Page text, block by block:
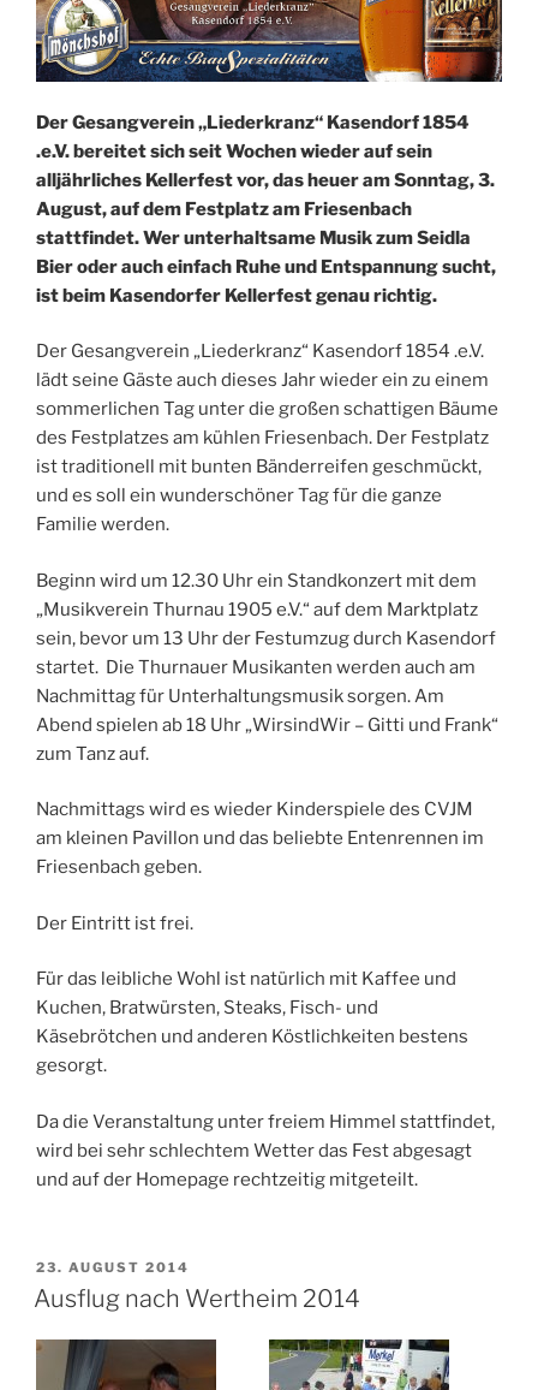
DerGesangverein„Liederkranz“ Kasendorf1854
.e.V. bereitet sichseit Wochen wieder auf sein
alljährliches Kellerfest vor, das heueram Sonntag, 3.
August, aufdem Festplatz am Friesenbach
stattfindet. Wer unterhaltsame Musik zum Seidla
Bier oder aucheinfach Ruhe und Entspannungsucht,
ist beim Kasendorfer Kellerfest genau richtig.
Der Gesangverein „Liederkranz“ Kasendorf1854 .e.V.
lädt seine Gäste auch dieses Jahr wieder ein zu einem
sommerlichen Tag unter die großen schattigen Bäume
des Festplatzes am kühlen Friesenbach. Der Festplatz
ist traditionell mit bunten Bänderreifen geschmückt,
und es soll ein wunderschöner Tag für die ganze
Familie werden.
Beginn wird um 12.30 Uhr ein Standkonzert mit dem
„Musikverein Thurnau 1905 e.V.“ auf dem Marktplatz
sein, bevor um 13 Uhr der Festumzug durch Kasendorf
startet. Die Thurnauer Musikanten werden auch am
Nachmittag für Unterhaltungsmusik sorgen. Am
Abend spielen ab 18 Uhr „WirsindWir – Gitti und Frank“
zum Tanz auf.
Nachmittags wird es wieder Kinderspiele des CVJM
am kleinen Pavillon und das beliebte Entenrennen im
Friesenbach geben.
Der Eintritt ist frei.
Für das leibliche Wohl ist natürlich mit Kaffee und
Kuchen, Bratwürsten, Steaks, Fisch- und
Käsebrötchen und anderen Köstlichkeiten bestens
gesorgt.
Da die Veranstaltung unter freiem Himmel stattfindet,
wird bei sehr schlechtem Wetter das Fest abgesagt
und auf der Homepage rechtzeitig mitgeteilt.
VERÖFFENTLICHT
AM
23. AUGUST 2014
Ausflug nach Wertheim 2014